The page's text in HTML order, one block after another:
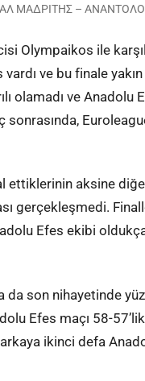
ΜΑΔΡΙΤΗΣ –
Olympaikos ile
ve bu finale
olamadı ve Anadolu
sonrasında,
ettiklerinin aksine
gerçekleşmedi.
Efes ekibi
da son nihayetinde
Efes maçı 58-
ikinci defa